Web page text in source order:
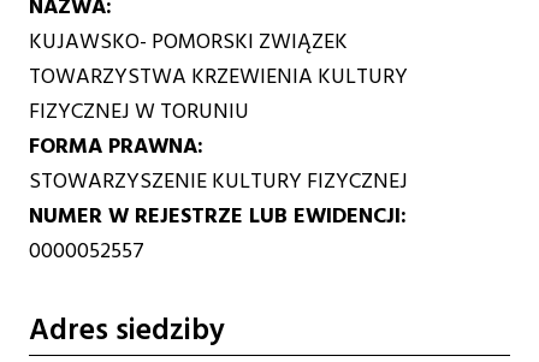
KUJAWSKO- POMORSKI ZWIĄZEK
TOWARZYSTWA KRZEWIENIA KULTURY
FIZYCZNEJ W TORUNIU
FORMA PRAWNA
STOWARZYSZENIE KULTURY FIZYCZNEJ
NUMER W REJESTRZE LUB EWIDENCJI
0000052557
Adres siedziby